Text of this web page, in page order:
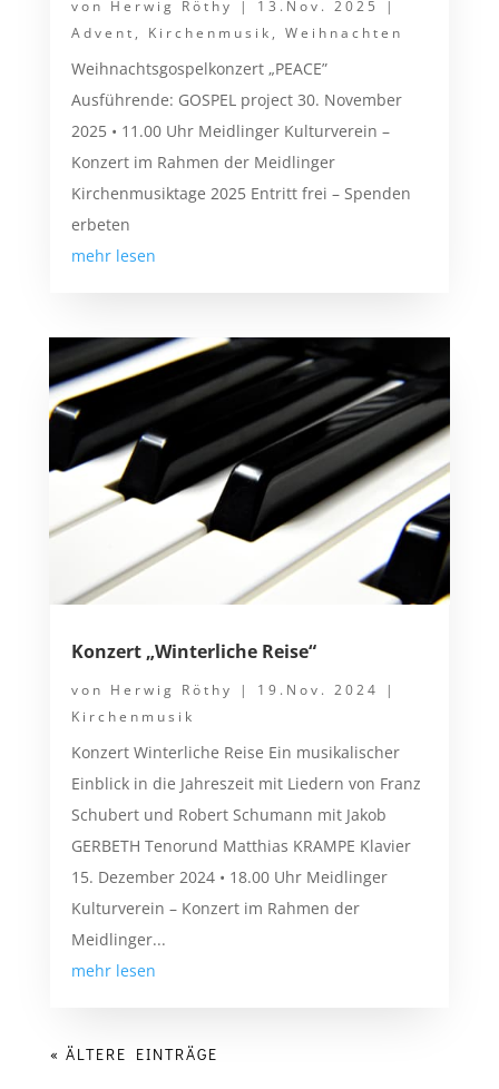
von Herwig Röthy | 13.Nov. 2025
|
Advent , Kirchenmusik , Weihnachten
Weihnachtsgospelkonzert „PEACE”
Ausführende: GOSPEL project 30. November
2025 • 11.00 Uhr Meidlinger Kulturverein –
Konzert im Rahmen der Meidlinger
Kirchenmusiktage 2025 Entritt frei – Spenden
erbeten
mehr lesen
Konzert „Winterliche Reise“
von Herwig Röthy | 19.Nov. 2024
|
Kirchenmusik
Konzert Winterliche Reise Ein musikalischer
Einblick in die Jahreszeit mit Liedern von Franz
Schubert und Robert Schumann mit Jakob
GERBETH Tenorund Matthias KRAMPE Klavier
15. Dezember 2024 • 18.00 Uhr Meidlinger
Kulturverein – Konzert im Rahmen der
Meidlinger...
mehr lesen
« ÄLTERE EINTRÄGE